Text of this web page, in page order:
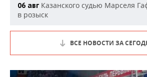
06 авг Казанского судью Марселя
в розыск
ВСЕ НОВОСТИ ЗА